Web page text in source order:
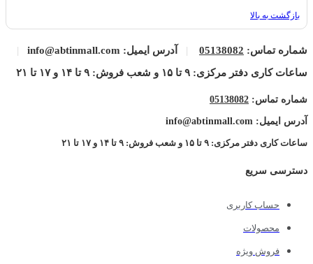
بازگشت به بالا
شماره تماس: 05138082
| آدرس ایمیل: info@abtinmall.com
|
ساعات کاری دفتر مرکزی: ۹ تا ۱۵ و شعب فروش: ۹ تا ۱۴ و ۱۷ تا ۲۱
شماره تماس: 05138082
آدرس ایمیل: info@abtinmall.com
ساعات کاری دفتر مرکزی: ۹ تا ۱۵ و شعب فروش: ۹ تا ۱۴ و ۱۷ تا ۲۱
دسترسی سریع
حساب کاربری
محصولات
فروش ویژه